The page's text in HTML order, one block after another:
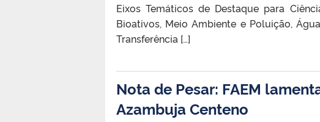
⁠Eixos Temáticos de Destaque para
Bioativos, Meio Ambiente e Poluição,
Transferência […]
Nota de Pesar: FAEM
Azambuja Centeno